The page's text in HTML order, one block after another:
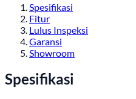
Spesifikasi
Fitur
Lulus Inspeksi
Garansi
Showroom
Spesifikasi